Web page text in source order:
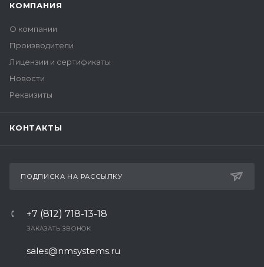
КОМПАНИЯ
О компании
Производители
Лицензии и сертификаты
Новости
Реквизиты
КОНТАКТЫ
ПОДПИСКА НА РАССЫЛКУ
+7 (812) 718-13-18
ЗАКАЗАТЬ ЗВОНОК
sales@nmsystems.ru